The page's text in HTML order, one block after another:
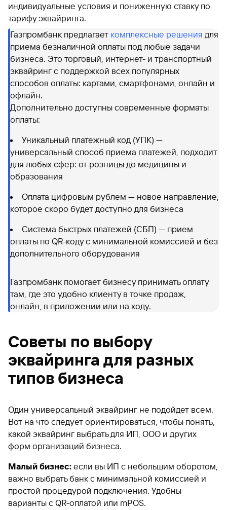
индивидуальные условия и пониженную ставку по
тарифу эквайринга.
Газпромбанк предлагает комплексные решения для
приема безналичной оплаты под любые задачи
бизнеса. Это торговый, интернет- и транспортный
эквайринг с поддержкой всех популярных
способов оплаты: картами, смартфонами, онлайн и
офлайн.
Дополнительно доступны современные форматы
оплаты:
Уникальный платежный код (УПК) —
универсальный способ приема платежей, подходит
для любых сфер: от розницы до медицины и
образования
Оплата цифровым рублем — новое направление,
которое скоро будет доступно для бизнеса
Система быстрых платежей (СБП) — прием
оплаты по QR-коду с минимальной комиссией и без
дополнительного оборудования
Газпромбанк помогает бизнесу принимать оплату
там, где это удобно клиенту в точке продаж,
онлайн, в приложении или на ходу.
Советы по выбору
эквайринга для разных
типов бизнеса
Один универсальный эквайринг не подойдет всем.
Вот на что следует ориентироваться, чтобы понять,
какой эквайринг выбрать для ИП, ООО и других
форм организаций бизнеса.
Малый бизнес: если вы ИП с небольшим оборотом,
важно выбрать банк с минимальной комиссией и
простой процедурой подключения. Удобны
варианты с QR-оплатой или mPOS.